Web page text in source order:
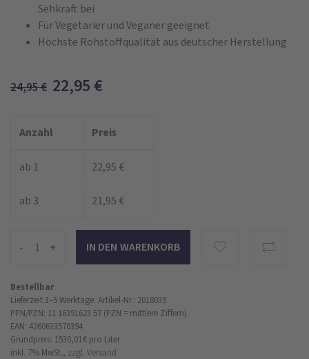
Sehkraft bei
Für Vegetarier und Veganer geeignet
Höchste Rohstoffqualität aus deutscher Herstellung
24,95€ 22,95 €
Anzahl Preis
ab 1 22,95 €
ab 3 21,95 €
- +
Bestellbar
Lieferzeit 3–5 Werktage. Artikel-Nr.: 2018039
PPN/PZN: 11 16391623 57 (PZN = mittlere Ziffern)
EAN: 4260633570394
Grundpreis: 1530,01 € pro Liter
inkl. 7% MwSt., zzgl. Versand